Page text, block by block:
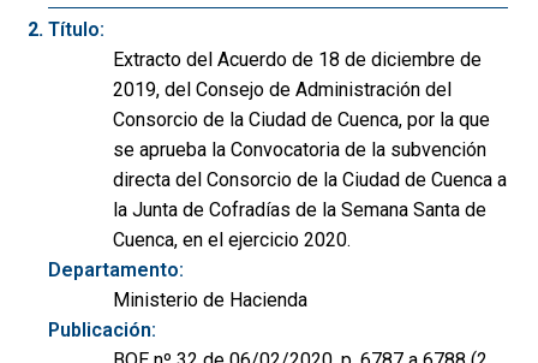
Título:
Extracto del Acuerdo de 18 de diciembre de
2019, del Consejo de Administración del
Consorcio de la Ciudad de Cuenca, por la que
se aprueba la Convocatoria de la subvención
directa del Consorcio de la Ciudad de Cuenca a
la Junta de Cofradías de la Semana Santa de
Cuenca, en el ejercicio 2020.
Departamento:
Ministerio de Hacienda
Publicación: